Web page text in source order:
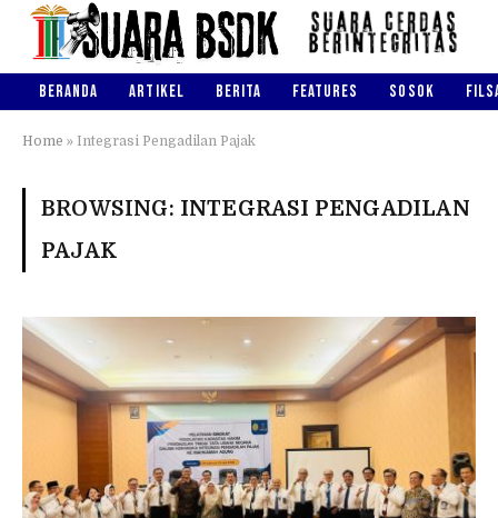
BERANDA ARTIKEL BERITA FEATURES SOSOK
Home » Integrasi Pengadilan Pajak
BROWSING: INTEGRASI PENGADILAN
PAJAK